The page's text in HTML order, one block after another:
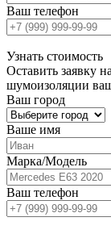
Ваш телефон
Узнать стоимость
Оставить заявку
шумоизоляции
Ваш город
Ваше имя
Марка/Модель
Ваш телефон